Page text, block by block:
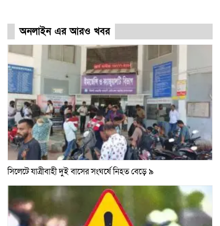
অনলাইন এর আরও খবর
সিলেটে যাত্রীবাহী দুই বাসের সংঘর্ষে নিহত বেড়ে ৯